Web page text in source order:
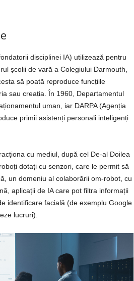
disciplinei IA) utilizează pentru
școlii de vară a Colegiului Darmouth,
să poată reproduce funcțiile
sau creația. În 1960, Departamentul
uman, iar DARPA (Agenția
primii asistenți personali inteligenți
cu mediul, după cel De-al Doilea
dotați cu senzori, care le permit să
un domeniu al colaborării om-robot, cu
aplicații de IA care pot filtra informații
identificare facială (de exemplu Google
lucruri).